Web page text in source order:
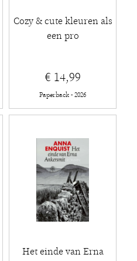
Cozy & cute kleuren als
een pro
€ 14,99
Paperback - 2026
Het einde van Erna